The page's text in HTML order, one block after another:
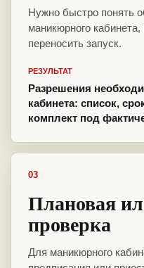
Нужно быстро понять
маникюрного кабинета,
переносить запуск.
РЕЗУЛЬТАТ
Разрешения
кабинета: список,
комплект под
03
Плановая
проверка
Для маникюрного